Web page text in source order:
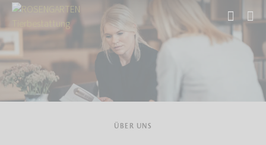
Start
ÜBER UNS